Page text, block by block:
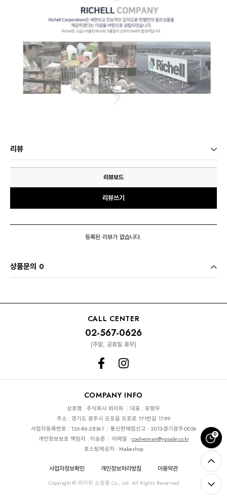
0
리뷰
리뷰보드
리뷰쓰기
등록된 리뷰가 없습니다.
상품문의 0
CALL CENTER
02-567-0626
(주말, 공휴일 휴무)
COMPANY INFO
상호명 : 주식회사 와이피
대표 : 유형무
주소 : 경기도 광주시 오포읍 오포로 171번길 17-99
사업자등록번호 : 126-86-28361
통신판매업신고 : 2013-경기광주-0056
개인정보보호 책임자 : 이승준
이메일 : coolwoman@ypsale.co.kr
호스팅제공자 : Makeshop
사업자정보확인 개인정보처리방침 이용약관
Copyright © 와이피 쇼핑몰 Co., Ltd. All Rights Reserved